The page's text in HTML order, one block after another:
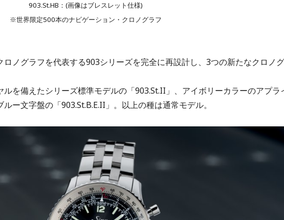
903.St.HB：(画像はブレスレット仕様)
※世界限定500本のナビゲーション・クロノグラフ
ノグラフを代表する903シリーズを完全に再設計し、3つの新たなクロノグ
を備えたシリーズ標準モデルの「903.St.II」、アイボリーカラーのアプラ
ー文字盤の「903.St.B.E.II」。以上の種は通常モデル。